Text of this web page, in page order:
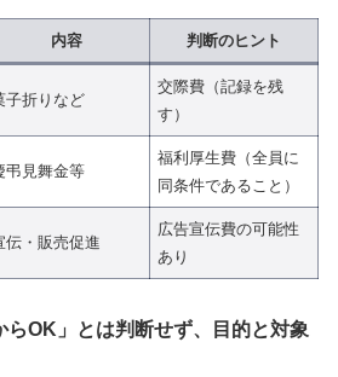
内容 判断のヒント
子折りなど
交際費（記録を残
す）
弔見舞金等
福利厚生費（全員に
同条件であること）
伝・販売促進
広告宣伝費の可能性
あり
らOK」とは判断せず、目的と対象